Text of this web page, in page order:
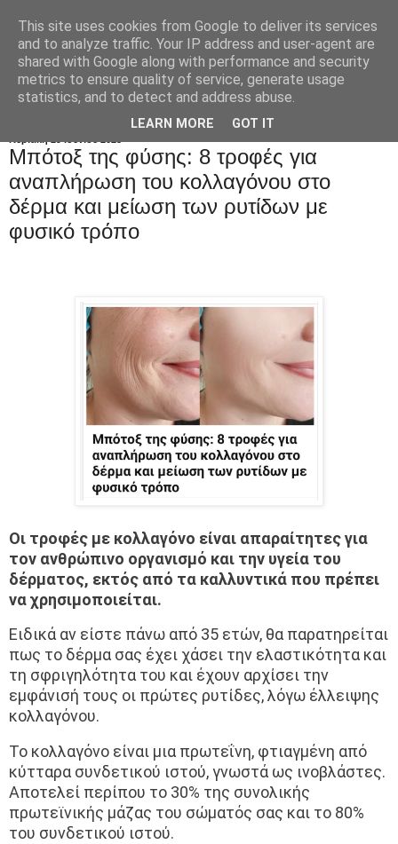
Μπότοξ της φύσης: 8 τροφές για
αναπλήρωση του κολλαγόνου στο
δέρμα και μείωση των ρυτίδων με
φυσικό τρόπο
Οι τροφές με κολλαγόνο είναι απαραίτητες για
τον ανθρώπινο οργανισμό και την υγεία του
δέρματος, εκτός από τα καλλυντικά που πρέπει
να χρησιμοποιείται.
Ειδικά αν είστε πάνω από 35 ετών, θα παρατηρείται
πως το δέρμα σας έχει χάσει την ελαστικότητα και
τη σφριγηλότητα του και έχουν αρχίσει την
εμφάνισή τους οι πρώτες ρυτίδες, λόγω έλλειψης
κολλαγόνου.
Το κολλαγόνο είναι μια πρωτεΐνη, φτιαγμένη από
κύτταρα συνδετικού ιστού, γνωστά ως ινοβλάστες.
Αποτελεί περίπου το 30% της συνολικής
πρωτεϊνικής μάζας του σώματός σας και το 80%
του συνδετικού ιστού.
This site uses cookies from Google to deliver its services
and to analyze traffic. Your IP address and user-agent are
shared with Google along with performance and security
metrics to ensure quality of service, generate usage
statistics, and to detect and address abuse.
LEARN MORE GOT IT